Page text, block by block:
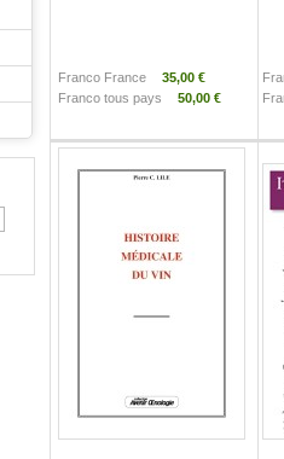
Franco France
35,00 €
Franco tous pays
50,00 €